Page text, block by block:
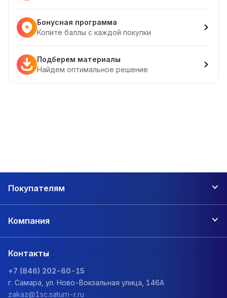
Бонусная программа
Копите баллы с каждой покупки
Подберем материалы
Найдем оптимальное решение
Покупателям
Компания
Контакты
+7 (846) 202-60-15
г. Самара, ул. Ново-Вокзальная улица, 146А
zakaz@1sc.saturn-r.ru